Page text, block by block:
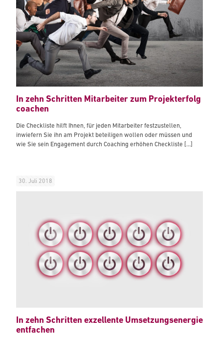
In zehn Schritten Mitarbeiter zum Projekterfolg
coachen
Die Checkliste hilft Ihnen, für jeden Mitarbeiter festzustellen,
inwiefern Sie ihn am Projekt beteiligen wollen oder müssen und
wie Sie sein Engagement durch Coaching erhöhen Checkliste […]
30. Juli 2018
In zehn Schritten exzellente Umsetzungsenergie
entfachen